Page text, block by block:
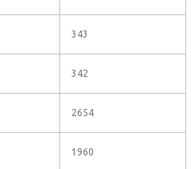
343
342
2654
1960